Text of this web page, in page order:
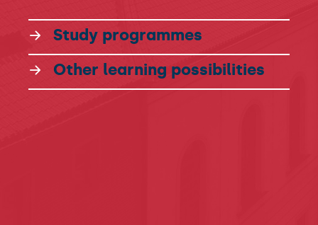
Study programmes
Other learning possibilities